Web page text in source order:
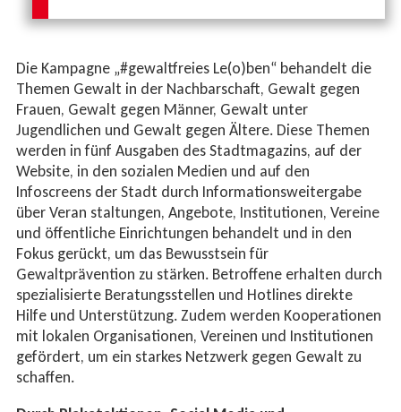
Die Kampagne „#gewaltfreies Le(o)ben“ behandelt die
Themen Gewalt in der Nachbarschaft, Gewalt gegen
Frauen, Gewalt gegen Männer, Gewalt unter
Jugendlichen und Gewalt gegen Ältere. Diese Themen
werden in fünf Ausgaben des Stadtmagazins, auf der
Website, in den sozialen Medien und auf den
Infoscreens der Stadt durch Informationsweitergabe
über Veran staltungen, Angebote, Institutionen, Vereine
und öffentliche Einrichtungen behandelt und in den
Fokus gerückt, um das Bewusstsein für
Gewaltprävention zu stärken. Betroffene erhalten durch
spezialisierte Beratungsstellen und Hotlines direkte
Hilfe und Unterstützung. Zudem werden Kooperationen
mit lokalen Organisationen, Vereinen und Institutionen
gefördert, um ein starkes Netzwerk gegen Gewalt zu
schaffen.